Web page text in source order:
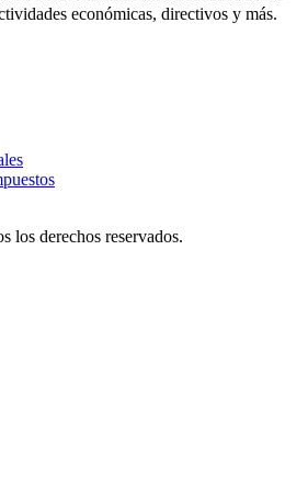
económicas, directivos y más.
los derechos reservados.